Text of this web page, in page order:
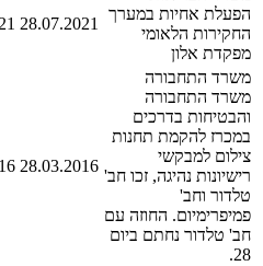
הפעלת אחיות במערך
החקירות הלאומי
מפקדת אלון
28.07.2021
משרד התחבורה
משרד התחבורה
והבטיחות בדרכים
במכרז להקמת תחנות
צילום למבקשי
רישיונות נהיגה, זכו חב'
טלדור וחב'
פמיפרימיום. החוזה עם
חב' טלדור נחתם ביום
28.
28.03.2016